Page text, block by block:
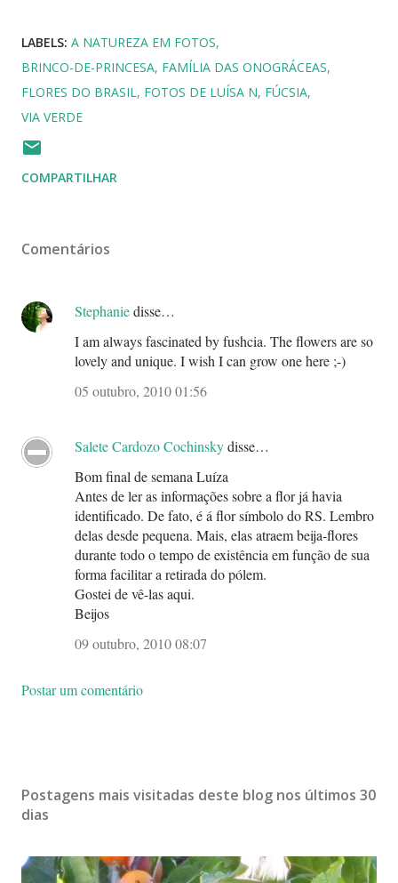
LABELS: A NATUREZA EM FOTOS
BRINCO-DE-PRINCESA FAMÍLIA DAS ONOGRÁCEAS
FLORES DO BRASIL FOTOS DE LUÍSA N FÚCSIA
VIA VERDE
COMPARTILHAR
Comentários
Stephaniedisse…
I am always fascinated by fushcia. The flowers are so
lovely and unique. I wish I can grow one here ;-)
05 outubro, 2010 01:56
Salete Cardozo Cochinskydisse…
Bom final de semana Luíza
Antes de ler as informações sobre a flor já havia
identificado. De fato, é á flor símbolo do RS. Lembro
delas desde pequena. Mais, elas atraem beija-flores
durante todo o tempo de existência em função de sua
forma facilitar a retirada do pólem.
Gostei de vê-las aqui.
Beijos
09 outubro, 2010 08:07
Postar um comentário
Postagens mais visitadas deste blog nos últimos 30
dias